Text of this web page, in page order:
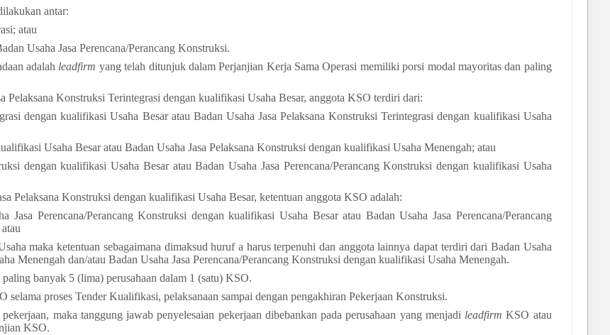
antar:
atau
Usaha Jasa Perencana/Perancang Konstruksi.
adalah leadfirm yang telah ditunjuk dalam Perjanjian Kerja Sama Operasi memiliki porsi modal mayoritas dan paling
Pelaksana Konstruksi Terintegrasi dengan kualifikasi Usaha Besar, anggota KSO terdiri dari:
dengan kualifikasi Usaha Besar atau Badan Usaha Jasa Pelaksana Konstruksi Terintegrasi dengan kualifikasi Usaha
Usaha Besar atau Badan Usaha Jasa Pelaksana Konstruksi dengan kualifikasi Usaha Menengah; atau
dengan kualifikasi Usaha Besar atau Badan Usaha Jasa Perencana/Perancang Konstruksi dengan kualifikasi Usaha
Pelaksana Konstruksi dengan kualifikasi Usaha Besar, ketentuan anggota KSO adalah:
Perencana/Perancang Konstruksi dengan kualifikasi Usaha Besar atau Badan Usaha Jasa Perencana/Perancang
maka ketentuan sebagaimana dimaksud huruf a harus terpenuhi dan anggota lainnya dapat terdiri dari Badan Usaha
Menengah dan/atau Badan Usaha Jasa Perencana/Perancang Konstruksi dengan kualifikasi Usaha Menengah.
banyak 5 (lima) perusahaan dalam 1 (satu) KSO.
proses Tender Kualifikasi, pelaksanaan sampai dengan pengakhiran Pekerjaan Konstruksi.
maka tanggung jawab penyelesaian pekerjaan dibebankan pada perusahaan yang menjadi leadfirm KSO atau
KSO.